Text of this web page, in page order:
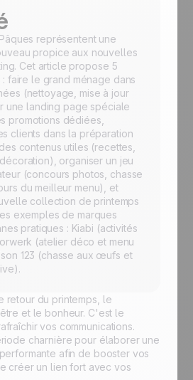
représentent une
propice aux nouvelles
Cet article propose 5
faire le grand ménage dans
(nettoyage, mise à jour
une landing page spéciale
promotions dédiées,
clients dans la préparation
contenus utiles (recettes,
organiser un jeu
(concours photos, chasse
du meilleur menu), et
collection de printemps
exemples de marques
pratiques : Kiabi (activités
(atelier déco et menu
123 (chasse aux œufs et
retour du printemps, le
et le bonheur. C'est le
vos communications.
charnière pour élaborer une
afin de booster vos
créer un lien fort avec vos